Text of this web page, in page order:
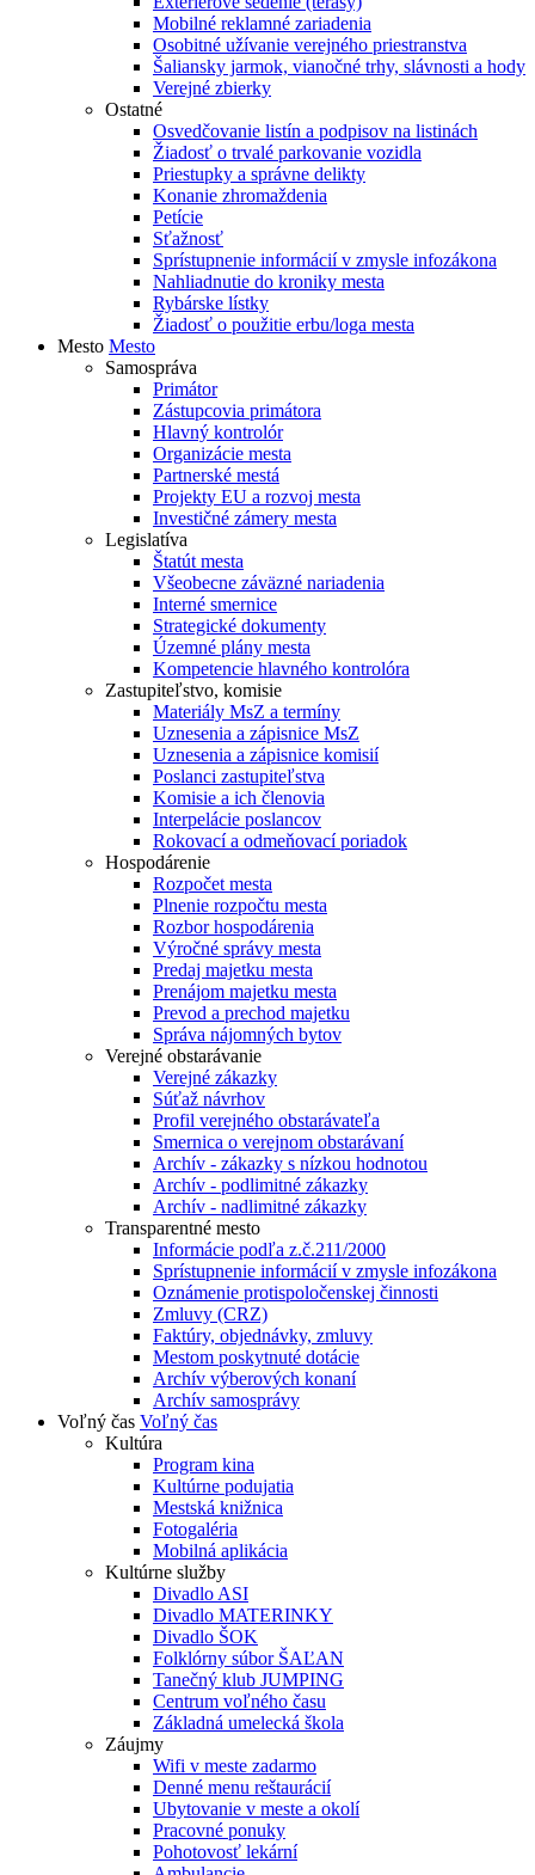
Mobilné reklamné zariadenia
Osobitné užívanie verejného priestranstva
Šaliansky jarmok, vianočné trhy, slávnosti a hody
Verejné zbierky
Ostatné
Osvedčovanie listín a podpisov na listinách
Žiadosť o trvalé parkovanie vozidla
Priestupky a správne delikty
Konanie zhromaždenia
Petície
Sťažnosť
Sprístupnenie informácií v zmysle infozákona
Nahliadnutie do kroniky mesta
Rybárske lístky
Žiadosť o použitie erbu/loga mesta
Mesto Mesto
Samospráva
Primátor
Zástupcovia primátora
Hlavný kontrolór
Organizácie mesta
Partnerské mestá
Projekty EU a rozvoj mesta
Investičné zámery mesta
Legislatíva
Štatút mesta
Všeobecne záväzné nariadenia
Interné smernice
Strategické dokumenty
Územné plány mesta
Kompetencie hlavného kontrolóra
Zastupiteľstvo, komisie
Materiály MsZ a termíny
Uznesenia a zápisnice MsZ
Uznesenia a zápisnice komisií
Poslanci zastupiteľstva
Komisie a ich členovia
Interpelácie poslancov
Rokovací a odmeňovací poriadok
Hospodárenie
Rozpočet mesta
Plnenie rozpočtu mesta
Rozbor hospodárenia
Výročné správy mesta
Predaj majetku mesta
Prenájom majetku mesta
Prevod a prechod majetku
Správa nájomných bytov
Verejné obstarávanie
Verejné zákazky
Súťaž návrhov
Profil verejného obstarávateľa
Smernica o verejnom obstarávaní
Archív - zákazky s nízkou hodnotou
Archív - podlimitné zákazky
Archív - nadlimitné zákazky
Transparentné mesto
Informácie podľa z.č.211/2000
Sprístupnenie informácií v zmysle infozákona
Oznámenie protispoločenskej činnosti
Zmluvy (CRZ)
Faktúry, objednávky, zmluvy
Mestom poskytnuté dotácie
Archív výberových konaní
Archív samosprávy
Voľný čas Voľný čas
Kultúra
Program kina
Kultúrne podujatia
Mestská knižnica
Fotogaléria
Mobilná aplikácia
Kultúrne služby
Divadlo ASI
Divadlo MATERINKY
Divadlo ŠOK
Folklórny súbor ŠAĽAN
Tanečný klub JUMPING
Centrum voľného času
Základná umelecká škola
Záujmy
Wifi v meste zadarmo
Denné menu reštaurácií
Ubytovanie v meste a okolí
Pracovné ponuky
Pohotovosť lekární